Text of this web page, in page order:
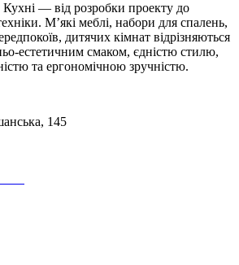
Кухні — від розробки проекту до
М’які меблі, набори для спалень,
дитячих кімнат відрізняються
естетичним смаком, єдністю стилю,
та ергономічною зручністю.
145